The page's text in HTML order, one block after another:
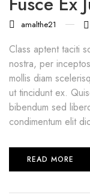
amalthe21
Class aptent taciti
nostra, per
mollis diam
ut tincidunt ex.
bibendum sed
condimentum elit
READ MORE